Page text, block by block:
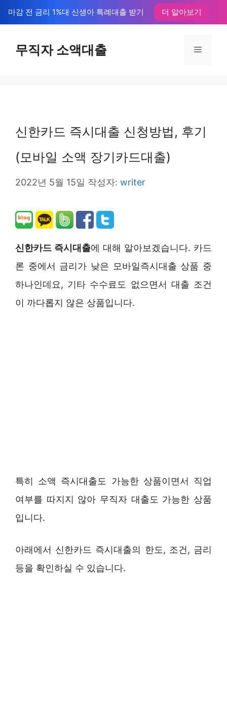
텐
마감 전 금리 1%대 신생아 특례대출 받기 더 알아보기
무직자 소액대출 메
신한카드 즉시대출 신청방법, 후기
(모바일 소액 장기카드대출)
2022년 5월 15일 작성자: writer
신한카드 즉시대출에 대해 알아보겠습니다. 카드
론 중에서 금리가 낮은 모바일즉시대출 상품 중
하나인데요, 기타 수수료도 없으면서 대출 조건
이 까다롭지 않은 상품입니다.
특히 소액 즉시대출도 가능한 상품이면서 직업
여부를 따지지 않아 무직자 대출도 가능한 상품
입니다.
아래에서 신한카드 즉시대출의 한도, 조건, 금리
등을 확인하실 수 있습니다.